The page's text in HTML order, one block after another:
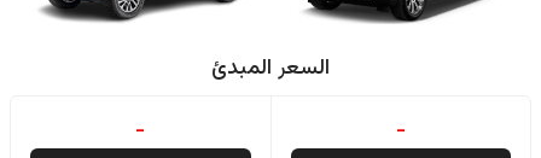
السعر المبدئ
-
-